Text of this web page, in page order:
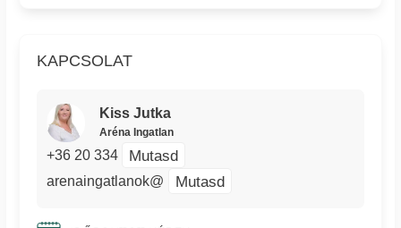
KAPCSOLAT
Kiss Jutka
Aréna Ingatlan
+36 20 334 Mutasd
arenaingatlanok@ Mutasd